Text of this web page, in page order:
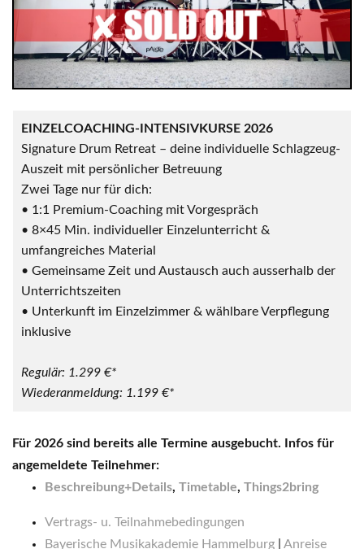
EINZELCOACHING-INTENSIVKURSE 2026
Signature Drum Retreat – deine individuelle Schlagzeug-
Auszeit mit persönlicher Betreuung
Zwei Tage nur für dich:
• 1:1 Premium-Coaching mit Vorgespräch
• 8×45 Min. individueller Einzelunterricht &
umfangreiches Material
• Gemeinsame Zeit und Austausch auch ausserhalb der
Unterrichtszeiten
• Unterkunft im Einzelzimmer & wählbare Verpflegung
inklusive
Regulär: 1.299 €*
Wiederanmeldung: 1.199 €*
Für 2026 sind bereits alle Termine ausgebucht. Infos für
angemeldete Teilnehmer:
Beschreibung+Details, Timetable, Things2bring
Vertrags- u. Teilnahmebedingungen
Bayerische Musikakademie Hammelburg
Anreise